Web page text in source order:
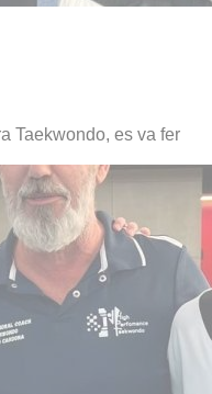
Taekwondo, es va fer